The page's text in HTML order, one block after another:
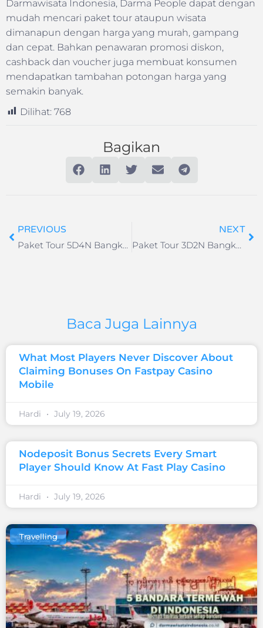
Darmawisata Indonesia, Darma People dapat dengan
mudah mencari paket tour ataupun wisata
dimanapun dengan harga yang murah, gampang
dan cepat. Bahkan penawaran promosi diskon,
cashback dan voucher juga membuat konsumen
mendapatkan tambahan potongan harga yang
semakin banyak.
Dilihat: 768
Bagikan
PREVIOUS NEXT
Baca Juga Lainnya
What Most Players Never Discover About
Claiming Bonuses On Fastpay Casino
Mobile
Hardi July 19, 2026
Nodeposit Bonus Secrets Every Smart
Player Should Know At Fast Play Casino
Hardi July 19, 2026
Travelling